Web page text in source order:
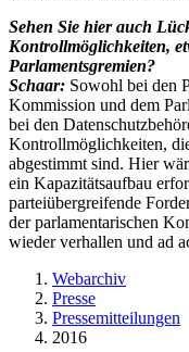
Sehen Sie hier auch
Kontrollmöglichkeiten,
Parlamentsgremien?
Schaar: Sowohl bei den
Kommission und dem
bei den
Kontrollmöglichkeiten,
abgestimmt sind. Hier
ein Kapazitätsaufbau
parteiübergreifende
der parlamentarischen
wieder verhallen und ad
Webarchiv
Presse
Pressemitteilungen
2016